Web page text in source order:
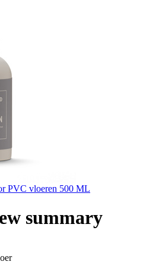
PVC vloeren 500 ML
summary